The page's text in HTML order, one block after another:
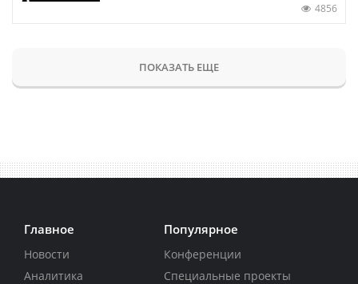
4856
ПОКАЗАТЬ ЕЩЕ
Главное
Новости
Аналитика
Популярное
Конференции
Специальные проекты